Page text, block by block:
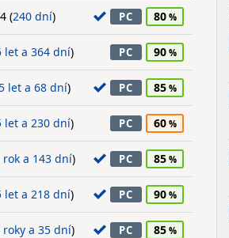
(240 dní) PC 80
let a 364 dní) PC 90
let a 68 dní) PC 85
let a 230 dní) PC 60
rok a 143 dní) PC 85
let a 218 dní) PC 90
roky a 35 dní) PC 85